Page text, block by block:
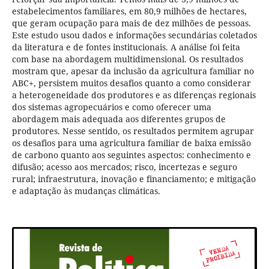
estabelecimentos familiares, em 80,9 milhões de hectares,
que geram ocupação para mais de dez milhões de pessoas.
Este estudo usou dados e informações secundárias coletados
da literatura e de fontes institucionais. A análise foi feita
com base na abordagem multidimensional. Os resultados
mostram que, apesar da inclusão da agricultura familiar no
ABC+, persistem muitos desafios quanto a como considerar
a heterogeneidade dos produtores e as diferenças regionais
dos sistemas agropecuários e como oferecer uma
abordagem mais adequada aos diferentes grupos de
produtores. Nesse sentido, os resultados permitem agrupar
os desafios para uma agricultura familiar de baixa emissão
de carbono quanto aos seguintes aspectos: conhecimento e
difusão; acesso aos mercados; risco, incertezas e seguro
rural; infraestrutura, inovação e financiamento; e mitigação
e adaptação às mudanças climáticas.